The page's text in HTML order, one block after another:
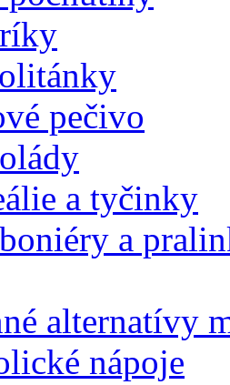
pečivo
a tyčinky
a
alternatívy
nápoje